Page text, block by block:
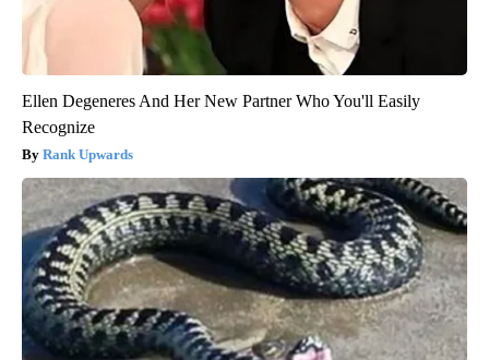
Ellen Degeneres And Her New Partner Who You'll Easily
Recognize
Rank Upwards